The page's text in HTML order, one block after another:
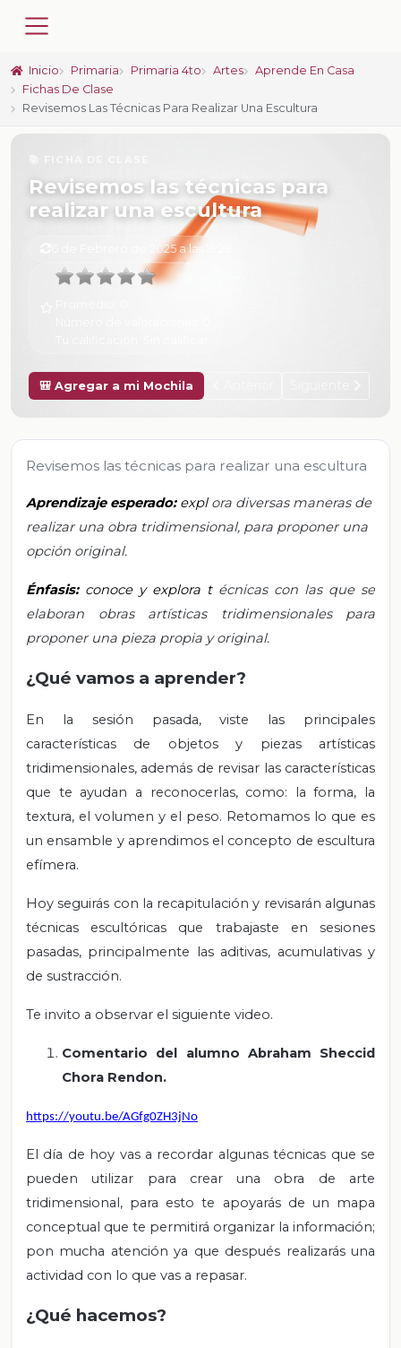
Inicio Primaria Primaria 4to Artes
Aprende En Casa
Fichas De Clase
Revisemos Las Técnicas Para Realizar Una Escultura
Revisemos las técnicas para
realizar una escultura
6 de Febrero de 2025 a las 15:29
🎒 Agregar a mi Mochila
Revisemos las técnicas para realizar una escultura
Aprendizaje esperado: explora diversas maneras de
realizar una obra tridimensional, para proponer una
opción original.
Énfasis: conoce y explora t écnicas con las que se
elaboran obras artísticas tridimensionales para
proponer una pieza propia y original.
¿Qué vamos a aprender?
En la sesión pasada, viste las principales
características de objetos y piezas artísticas
tridimensionales, además de revisar las características
que te ayudan a reconocerlas, como: la forma, la
textura, el volumen y el peso. Retomamos lo que es
un ensamble y aprendimos el concepto de escultura
efímera.
Hoy seguirás con la recapitulación y revisarán algunas
técnicas escultóricas que trabajaste en sesiones
pasadas, principalmente las aditivas, acumulativas y
de sustracción.
Te invito a observar el siguiente video.
Comentario del alumno Abraham Sheccid
Chora Rendon.
https://youtu.be/AGfg0ZH3jNo
El día de hoy vas a recordar algunas técnicas que se
pueden utilizar para crear una obra de arte
tridimensional, para esto te apoyarás de un mapa
conceptual que te permitirá organizar la información;
pon mucha atención ya que después realizarás una
actividad con lo que vas a repasar.
¿Qué hacemos?